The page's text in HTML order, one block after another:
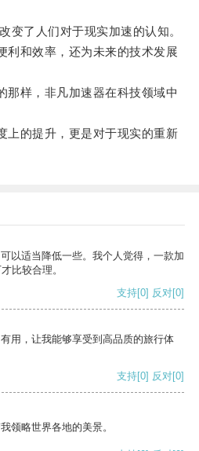
了人们对于现实加速的认知。
和效率，还为未来的技术发展
样，非凡加速器在科技领域中
的提升，更是对于现实的重新
以适当降低一些。我个人觉得，一款加
比较合理。
支持[0] 反对[0]
用，让我能够享受到高品质的旅行体
支持[0] 反对[0]
领略世界各地的美景。